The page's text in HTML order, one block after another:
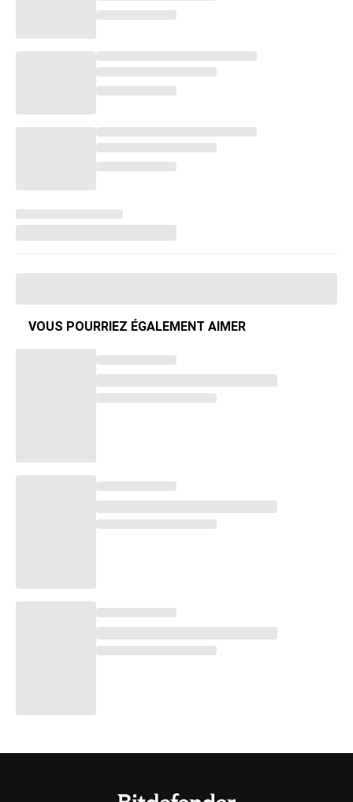
VOUS POURRIEZ ÉGALEMENT AIMER